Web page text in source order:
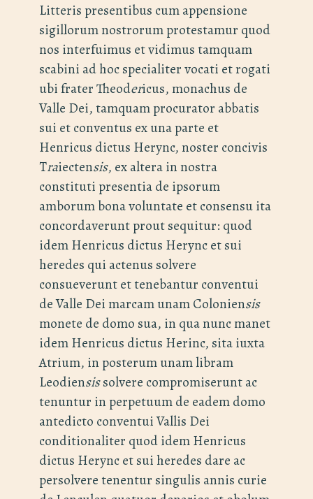
Litteris presentibus cum appensione
sigillorum nostrorum protestamur quod
nos interfuimus et vidimus tamquam
scabini ad hoc specialiter vocati et rogati
ubi frater Theodericus, monachus de
Valle Dei, tamquam procurator abbatis
sui et conventus ex una parte et
Henricus dictus Herync, noster concivis
Traiectensis, ex altera in nostra
constituti presentia de ipsorum
amborum bona voluntate et consensu ita
concordaverunt prout sequitur: quod
idem Henricus dictus Herync et sui
heredes qui actenus solvere
consueverunt et tenebantur conventui
de Valle Dei marcam unam Coloniensis
monete de domo sua, in qua nunc manet
idem Henricus dictus Herinc, sita iuxta
Atrium, in posterum unam libram
Leodiensissolvere compromiserunt ac
tenuntur in perpetuum de eadem domo
antedicto conventui Vallis Dei
conditionaliter quod idem Henricus
dictus Herync et sui heredes dare ac
persolvere tenentur singulis annis curie